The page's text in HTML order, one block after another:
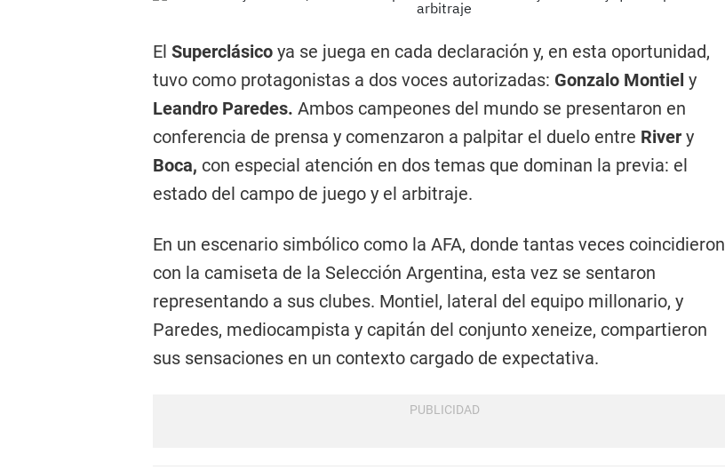
El Superclásico ya se juega en cada declaración y, en esta oportunidad,
tuvo como protagonistas a dos voces autorizadas: Gonzalo Montiel y
Leandro Paredes. Ambos campeones del mundo se presentaron en
conferencia de prensa y comenzaron a palpitar el duelo entre River y
Boca, con especial atención en dos temas que dominan la previa: el
estado del campo de juego y el arbitraje.
En un escenario simbólico como la AFA, donde tantas veces coincidieron
con la camiseta de la Selección Argentina, esta vez se sentaron
representando a sus clubes. Montiel, lateral del equipo millonario, y
Paredes, mediocampista y capitán del conjunto xeneize, compartieron
sus sensaciones en un contexto cargado de expectativa.